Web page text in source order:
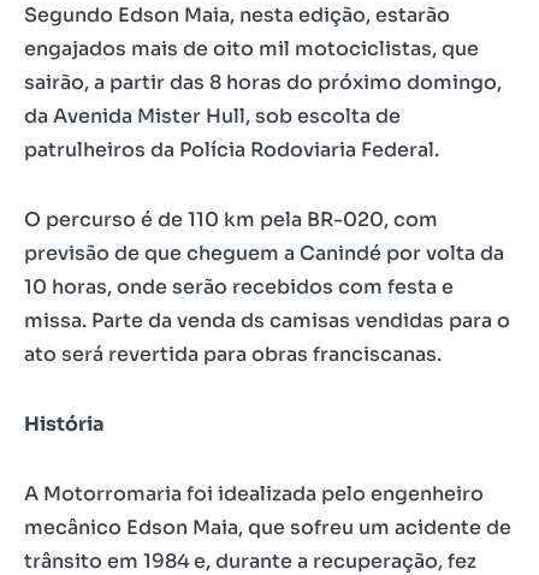
Segundo Edson Maia, nesta edição, estarão
engajados mais de oito mil motociclistas, que
sairão, a partir das 8 horas do próximo domingo,
da Avenida Mister Hull, sob escolta de
patrulheiros da Polícia Rodoviaria Federal.
O percurso é de 110 km pela BR-020, com
previsão de que cheguem a Canindé por volta da
10 horas, onde serão recebidos com festa e
missa. Parte da venda ds camisas vendidas para o
ato será revertida para obras franciscanas.
História
A Motorromaria foi idealizada pelo engenheiro
mecânico Edson Maia, que sofreu um acidente de
trânsito em 1984 e, durante a recuperação, fez